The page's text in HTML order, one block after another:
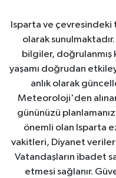
Isparta ve çevresindeki
olarak
bilgiler, doğrulanmış
yaşamı doğrudan
anlık olarak
Meteoroloji'den
gününüzü
önemli olan Isparta
vakitleri, Diyanet
Vatandaşların ibadet
etmesi sağlanır.